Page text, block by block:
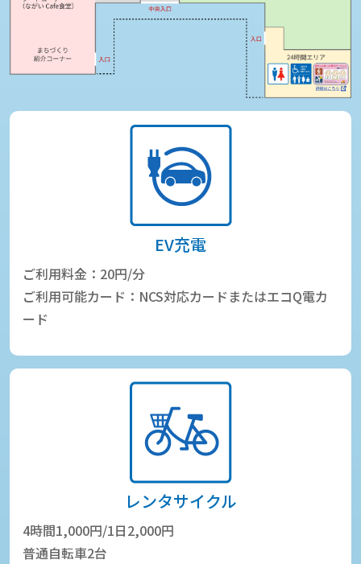
EV充電
ご利用料金：20円/分
ご利用可能カード：NCS対応カードまたはエコQ電カ
ード
レンタサイクル
4時間1,000円/1日2,000円
普通自転車2台